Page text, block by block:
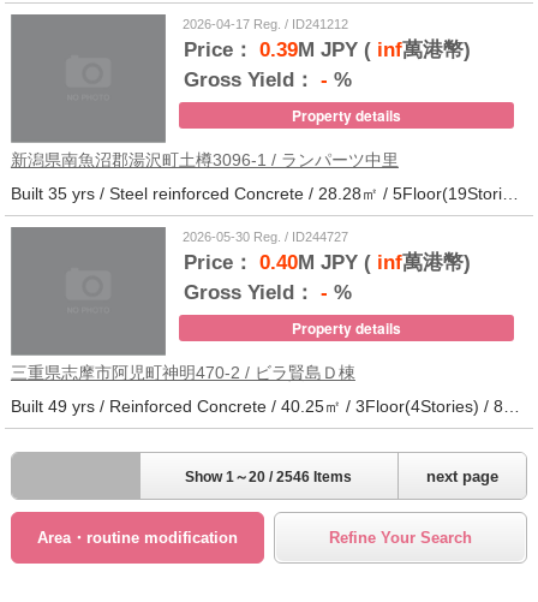
2026-04-17 Reg. / ID241212
Price： 0.39M JPY (inf萬港幣)
Gross Yield： - %
Property details
新潟県南魚沼郡湯沢町土樽3096-1 / ランパーツ中里
Built 35 yrs / Steel reinforced Concrete / 28.28㎡ / 5Floor(19Stories) / 309Units / Distance from the station.33
2026-05-30 Reg. / ID244727
Price： 0.40M JPY (inf萬港幣)
Gross Yield： - %
Property details
三重県志摩市阿児町神明470-2 / ビラ賢島Ｄ棟
next page
Show 1～20 / 2546 Items
Area・routine modification Refine Your Search